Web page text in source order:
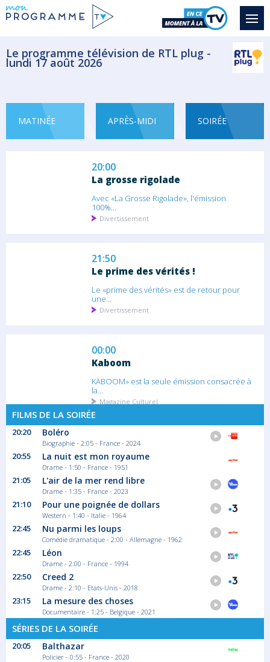
Le programme télévision de RTL plug -
lundi 17 août 2026
MATINÉE APRÈS-MIDI SOIRÉE
Felicity Reynolds, une femme en fuite avec
un...
Cette semaine, un Dîner Presque Parfait...
Jeu
20:00
La grosse rigolade
Avec «La Grosse Rigolade», l'émission
100%...
Divertissement
21:50
Le prime des vérités !
Le «prime des vérités» est de retour pour
une...
Divertissement
00:00
Kaboom
KABOOM» est la seule émission consacrée à
la...
Magazine Culturel
00:30
Les cinquante
Saison 3 épisode 56
Le Lion et ses amis sont de retour pour la...
Téléréalité
01:20
The Cerveau : qui sera le plus
grand cerveau de la télé-réalité
Saison 1 épisode 26
Dans le cadre prestigieux de l'Académie du...
Jeu
02:10
FILMS DE LA SOIRÉE
20:20 Boléro
Biographie - 2:05 - France - 2024
20:55 La nuit est mon royaume
Drame - 1:50 - France - 1951
21:05 L'air de la mer rend libre
Drame - 1:35 - France - 2023
21:10 Pour une poignée de dollars
Western - 1:40 - Italie - 1964
22:45 Nu parmi les loups
Comédie dramatique - 2:00 - Allemagne - 1962
22:45 Léon
Drame - 2:00 - France - 1994
22:50 Creed 2
Drame - 2:10 - Etats-Unis - 2018
23:15 La mesure des choses
Documentaire - 1:25 - Belgique - 2021
SÉRIES DE LA SOIRÉE
20:05 Balthazar
Policier - 0:55 - France - 2020